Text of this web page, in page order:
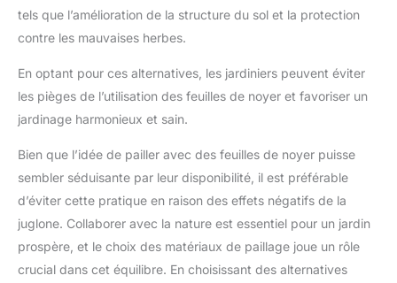
tels que l’amélioration de la structure du sol et la protection
contre les mauvaises herbes.
En optant pour ces alternatives, les jardiniers peuvent éviter
les pièges de l’utilisation des feuilles de noyer et favoriser un
jardinage harmonieux et sain.
Bien que l’idée de pailler avec des feuilles de noyer puisse
sembler séduisante par leur disponibilité, il est préférable
d’éviter cette pratique en raison des effets négatifs de la
juglone. Collaborer avec la nature est essentiel pour un jardin
prospère, et le choix des matériaux de paillage joue un rôle
crucial dans cet équilibre. En choisissant des alternatives